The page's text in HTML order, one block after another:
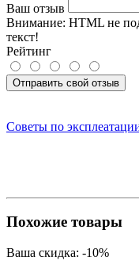
Ваш отзыв
Внимание: HTML не
текст!
Рейтинг
Отправить свой отзыв
Советы по
Похожие товары
Ваша скидка: -10%